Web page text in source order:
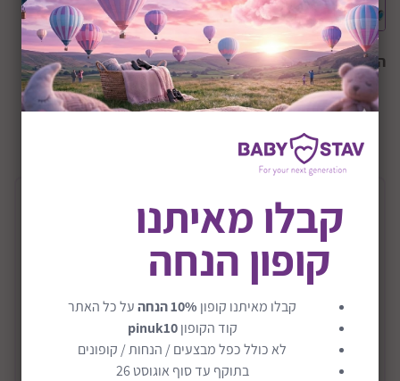
הצבע הנבחר: כחול
תיאור המוצר
תלת אופן 2ב1 דגם Learning Trike
תלת אופן 2 ב1 המקנה לילדך פיתוח מוטורי וביטחון בשני
מצבים שונים.
מצב אופני למידה המאפשר לילד לנוע ללא צורך בדוושות
מצב תלת אופן הפועל תוך כדי שימוש בדוושות הכלי
קבלו מאיתנו
קופון הנחה
קבלו מאיתנו קופון 10% הנחה
על כל האתר
קוד הקופוןpinuk10
לא כולל כפל מבצעים / הנחות / קופונים
בתוקף עד סוף אוגוסט 26